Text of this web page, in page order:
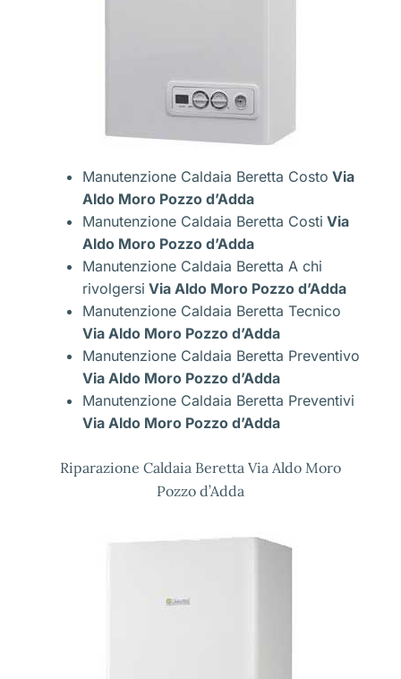
Manutenzione Caldaia Beretta Costo Via
Aldo Moro Pozzo d’Adda
Manutenzione Caldaia Beretta Costi Via
Aldo Moro Pozzo d’Adda
Manutenzione Caldaia Beretta A chi
rivolgersi Via Aldo Moro Pozzo d’Adda
Manutenzione Caldaia Beretta Tecnico
Via Aldo Moro Pozzo d’Adda
Manutenzione Caldaia Beretta Preventivo
Via Aldo Moro Pozzo d’Adda
Manutenzione Caldaia Beretta Preventivi
Via Aldo Moro Pozzo d’Adda
Riparazione Caldaia Beretta Via Aldo Moro
Pozzo d’Adda